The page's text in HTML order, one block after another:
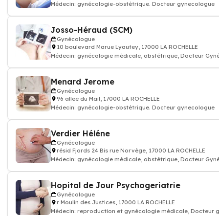
Médecin: gynécologie-obstétrique. Docteur gynecologue
Josso-Héraud (SCM)
Gynécologue
10 boulevard Marue Lyautey, 17000 LA ROCHELLE
Médecin: gynécologie médicale, obstétrique, Docteur
Menard Jerome
Gynécologue
96 allee du Mail, 17000 LA ROCHELLE
Médecin: gynécologie-obstétrique. Docteur gynecologue
Verdier Héléne
Gynécologue
résid Fjords 24 Bis rue Norvège, 17000 LA ROCHELLE
Médecin: gynécologie médicale, obstétrique, Docteur
Hopital de Jour Psychogeriatrie
Gynécologue
r Moulin des Justices, 17000 LA ROCHELLE
Médecin: reproduction et gynécologie médicale, Docteur